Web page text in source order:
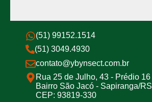
(51) 99152.1514
(51) 3049.4930
contato@ybynsect.com.br
Rua 25 de Julho, 43 - Prédio 16
Bairro São Jacó - Sapiranga/RS
CEP: 93819-330